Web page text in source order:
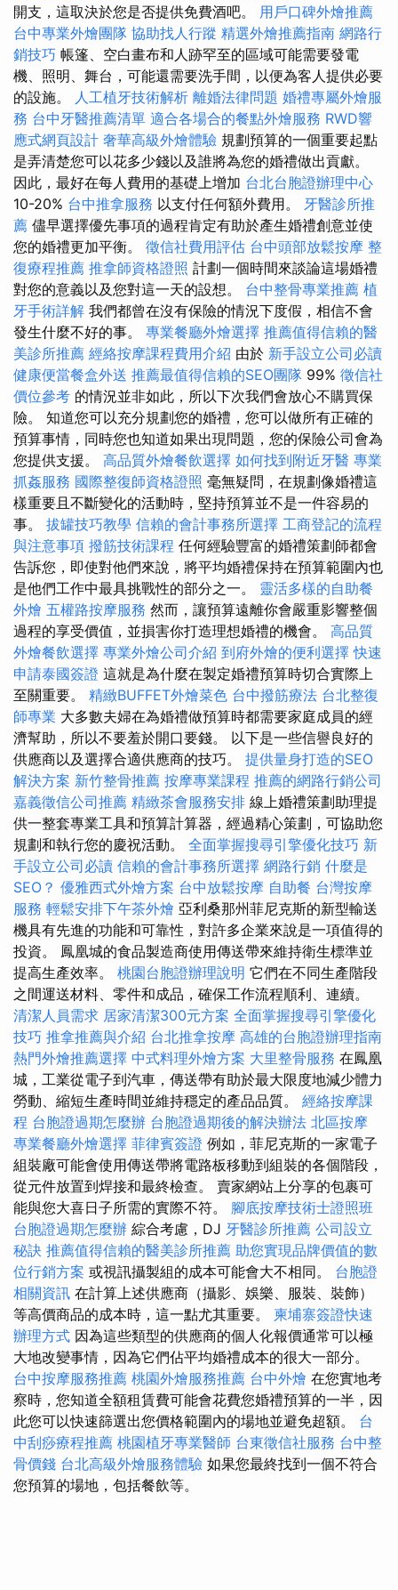
開支，這取決於您是否提供免費酒吧。 用戶口碑外燴推薦
台中專業外燴團隊 協助找人行蹤 精選外燴推薦指南 網路行
銷技巧 帳篷、空白畫布和人跡罕至的區域可能需要發電
機、照明、舞台，可能還需要洗手間，以便為客人提供必要
的設施。 人工植牙技術解析 離婚法律問題 婚禮專屬外燴服
務 台中牙醫推薦清單 適合各場合的餐點外燴服務 RWD響
應式網頁設計 奢華高級外燴體驗 規劃預算的一個重要起點
是弄清楚您可以花多少錢以及誰將為您的婚禮做出貢獻。
因此，最好在每人費用的基礎上增加 台北台胞證辦理中心
10-20% 台中推拿服務 以支付任何額外費用。 牙醫診所推
薦 儘早選擇優先事項的過程肯定有助於產生婚禮創意並使
您的婚禮更加平衡。 徵信社費用評估 台中頭部放鬆按摩 整
復療程推薦 推拿師資格證照 計劃一個時間來談論這場婚禮
對您的意義以及您對這一天的設想。 台中整骨專業推薦 植
牙手術詳解 我們都曾在沒有保險的情況下度假，相信不會
發生什麼不好的事。 專業餐廳外燴選擇 推薦值得信賴的醫
美診所推薦 經絡按摩課程費用介紹 由於 新手設立公司必讀
健康便當餐盒外送 推薦最值得信賴的SEO團隊 99% 徵信社
價位參考 的情況並非如此，所以下次我們會放心不購買保
險。 知道您可以充分規劃您的婚禮，您可以做所有正確的
預算事情，同時您也知道如果出現問題，您的保險公司會為
您提供支援。 高品質外燴餐飲選擇 如何找到附近牙醫 專業
抓姦服務 國際整復師資格證照 毫無疑問，在規劃像婚禮這
樣重要且不斷變化的活動時，堅持預算並不是一件容易的
事。 拔罐技巧教學 信賴的會計事務所選擇 工商登記的流程
與注意事項 撥筋技術課程 任何經驗豐富的婚禮策劃師都會
告訴您，即使對他們來說，將平均婚禮保持在預算範圍內也
是他們工作中最具挑戰性的部分之一。 靈活多樣的自助餐
外燴 五權路按摩服務 然而，讓預算遠離你會嚴重影響整個
過程的享受價值，並損害你打造理想婚禮的機會。 高品質
外燴餐飲選擇 專業外燴公司介紹 到府外燴的便利選擇快速
申請泰國簽證 這就是為什麼在製定婚禮預算時切合實際上
至關重要。 精緻BUFFET外燴菜色 台中撥筋療法 台北整復
師專業 大多數夫婦在為婚禮做預算時都需要家庭成員的經
濟幫助，所以不要羞於開口要錢。 以下是一些信譽良好的
供應商以及選擇合適供應商的技巧。 提供量身打造的SEO
解決方案 新竹整骨推薦 按摩專業課程 推薦的網路行銷公司
嘉義徵信公司推薦 精緻茶會服務安排 線上婚禮策劃助理提
供一整套專業工具和預算計算器，經過精心策劃，可協助您
規劃和執行您的慶祝活動。 全面掌握搜尋引擎優化技巧 新
手設立公司必讀 信賴的會計事務所選擇 網路行銷 什麼是
SEO？ 優雅西式外燴方案 台中放鬆按摩 自助餐 台灣按摩
服務 輕鬆安排下午茶外燴 亞利桑那州菲尼克斯的新型輸送
機具有先進的功能和可靠性，對許多企業來說是一項值得的
投資。 鳳凰城的食品製造商使用傳送帶來維持衛生標準並
提高生產效率。 桃園台胞證辦理說明 它們在不同生產階段
之間運送材料、零件和成品，確保工作流程順利、連續。
清潔人員需求 居家清潔300元方案 全面掌握搜尋引擎優化
技巧 推拿推薦與介紹 台北推拿按摩 高雄的台胞證辦理指南
熱門外燴推薦選擇 中式料理外燴方案 大里整骨服務 在鳳凰
城，工業從電子到汽車，傳送帶有助於最大限度地減少體力
勞動、縮短生產時間並維持穩定的產品品質。 經絡按摩課
程 台胞證過期怎麼辦 台胞證過期後的解決辦法 北區按摩
專業餐廳外燴選擇 菲律賓簽證 例如，菲尼克斯的一家電子
組裝廠可能會使用傳送帶將電路板移動到組裝的各個階段，
從元件放置到焊接和最終檢查。 賣家網站上分享的包裹可
能與您大喜日子所需的實際不符。 腳底按摩技術士證照班
台胞證過期怎麼辦 綜合考慮，DJ 牙醫診所推薦 公司設立
秘訣 推薦值得信賴的醫美診所推薦 助您實現品牌價值的數
位行銷方案 或視訊攝製組的成本可能會大不相同。 台胞證
相關資訊 在計算上述供應商（攝影、娛樂、服裝、裝飾）
等高價商品的成本時，這一點尤其重要。 柬埔寨簽證快速
辦理方式 因為這些類型的供應商的個人化報價通常可以極
大地改變事情，因為它們佔平均婚禮成本的很大一部分。
台中按摩服務推薦 桃園外燴服務推薦 台中外燴 在您實地考
察時，您知道全額租賃費可能會花費您婚禮預算的一半，因
此您可以快速篩選出您價格範圍內的場地並避免超額。 台
中刮痧療程推薦 桃園植牙專業醫師 台東徵信社服務 台中整
骨價錢 台北高級外燴服務體驗 如果您最終找到一個不符合
您預算的場地，包括餐飲等。